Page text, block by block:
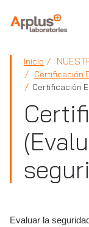
APPLUS+
Inicio
Certificación
Certificación
Evaluar la